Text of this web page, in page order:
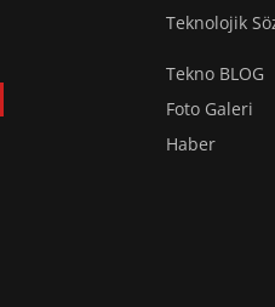
Teknolojik
Tekno BLOG
Foto Galeri
Haber